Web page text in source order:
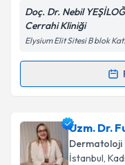
Kişisel
'ni
kapsamda
Doç. Dr. Nebil
Cerrahi Kliniği
Elysium Elit Sitesi B blok
Randevu
Dr. Nebil
oluşturun. Size bu
takvim
Uzm. Dr.
Dermatoloji
İstanbul,